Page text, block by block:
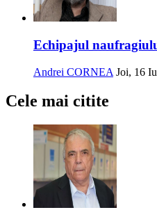
Echipajul
Andrei CORNEA Joi, 16
Cele mai citite